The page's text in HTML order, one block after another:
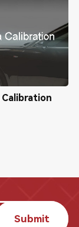
Calibration
Submit